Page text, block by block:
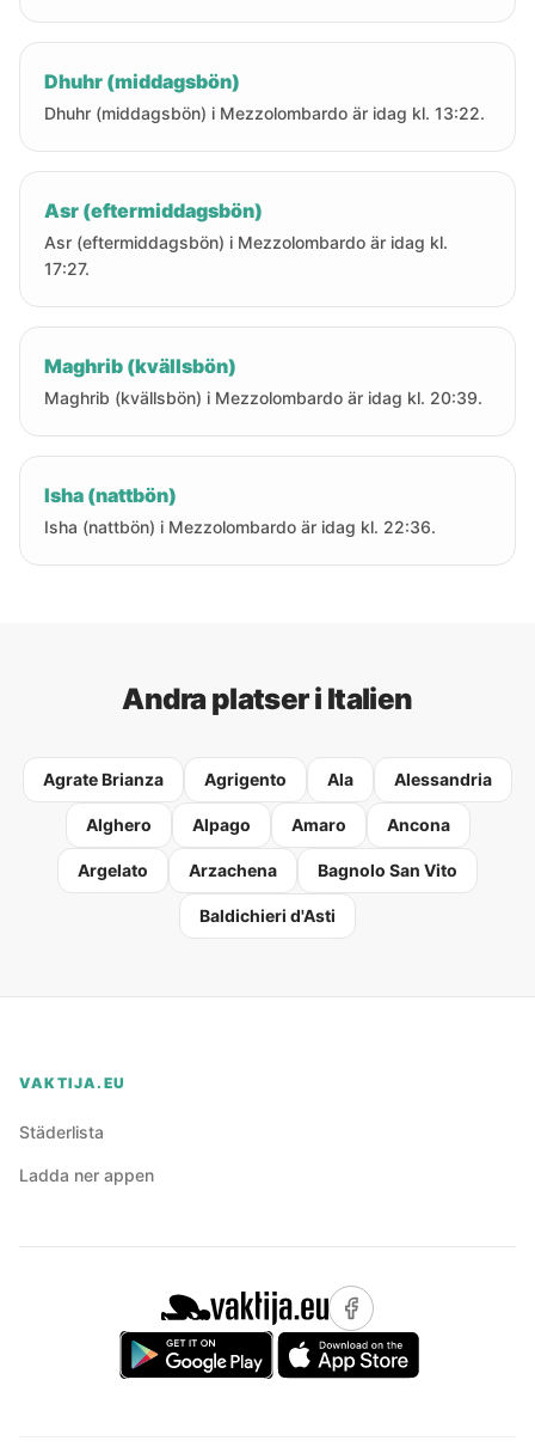
Dhuhr (middagsbön)
Dhuhr (middagsbön) i Mezzolombardo är idag kl. 13:22.
Asr (eftermiddagsbön)
Asr (eftermiddagsbön) i Mezzolombardo är idag kl.
17:27.
Maghrib (kvällsbön)
Maghrib (kvällsbön) i Mezzolombardo är idag kl. 20:39.
Isha (nattbön)
Isha (nattbön) i Mezzolombardo är idag kl. 22:36.
Andra platser i Italien
Agrate Brianza Agrigento Ala Alessandria
Alghero Alpago Amaro Ancona
Argelato Arzachena Bagnolo San Vito
Baldichieri d'Asti
VAKTIJA.EU
Städerlista
Ladda ner appen